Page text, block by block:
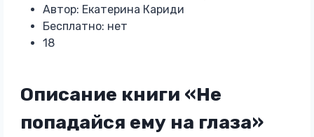
Автор: Екатерина Кариди
Бесплатно: нет
18
Описание книги «Не
попадайся ему на глаза»